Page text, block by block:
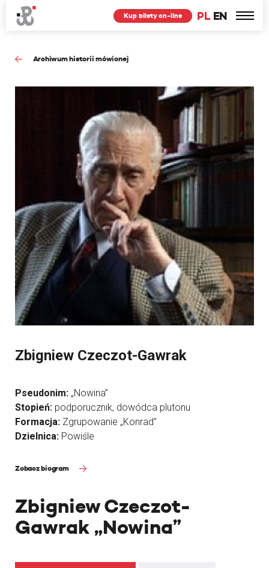
PL EN
Kup bilety on-line
Archiwum historii mówionej
Zbigniew Czeczot-
Gawrak „Nowina”
Zbigniew Czeczot-Gawrak
Pseudonim: „Nowina”
Stopień: podporucznik, dowódca plutonu
Formacja: Zgrupowanie „Konrad”
Dzielnica: Powiśle
Zobacz biogram